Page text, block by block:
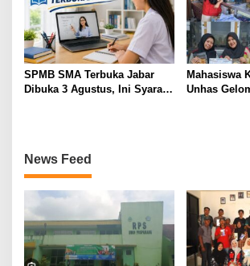
SPMB SMA Terbuka Jabar
Dibuka 3 Agustus, Ini Syarat,
Mahasiswa
Unhas
News Feed